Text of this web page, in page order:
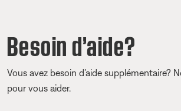
Besoin d’aide?
Vous avez besoin d’aide supplémentaire?
pour vous aider.